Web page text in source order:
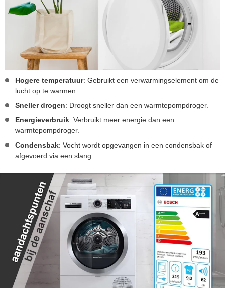
Hogere temperatuur: Gebruikt een verwarmingselement om de
lucht op te warmen.
Sneller drogen: Droogt sneller dan een warmtepompdroger.
Energieverbruik: Verbruikt meer energie dan een
warmtepompdroger.
Condensbak: Vocht wordt opgevangen in een condensbak of
afgevoerd via een slang.